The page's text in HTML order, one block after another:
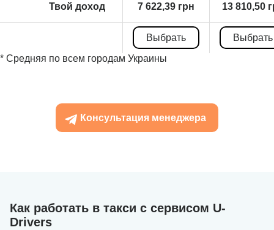
Твой доход 7 622,39 грн 13 810,50
Выбрать
Выбрать
* Средняя по всем городам Украины
Консультация менеджера
Как работать в такси с сервисом U-
Drivers